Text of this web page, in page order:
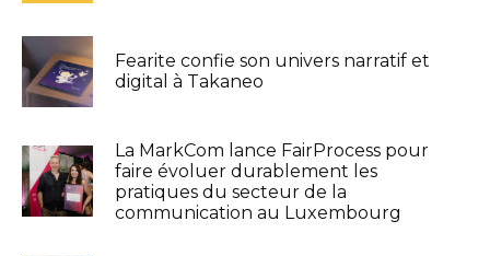
Fearite confie son univers narratif et
digital à Takaneo
La MarkCom lance FairProcess pour
faire évoluer durablement les
pratiques du secteur de la
communication au Luxembourg